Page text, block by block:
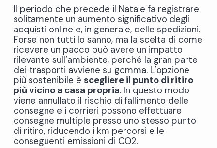
Il periodo che precede il Natale fa registrare
solitamente un aumento significativo degli
acquisti online e, in generale, delle spedizioni.
Forse non tutti lo sanno, ma la scelta di come
ricevere un pacco può avere un impatto
rilevante sull’ambiente, perché la gran parte
dei trasporti avviene su gomma. L’opzione
più sostenibile è scegliere il punto di ritiro
più vicino a casa propria. In questo modo
viene annullato il rischio di fallimento delle
consegne e i corrieri possono effettuare
consegne multiple presso uno stesso punto
di ritiro, riducendo i km percorsi e le
conseguenti emissioni di CO2.